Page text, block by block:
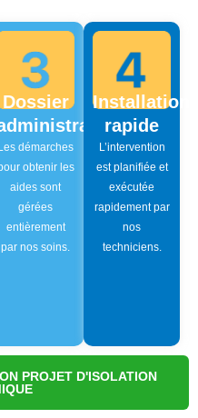
Dossier
Les démarches
obtenir les
aides sont
gérées
entièrement
par nos soins.
Installation
rapide
L’intervention
est planifiée et
exécutée
rapidement par
nos
techniciens.
PROJET D'ISOLATION